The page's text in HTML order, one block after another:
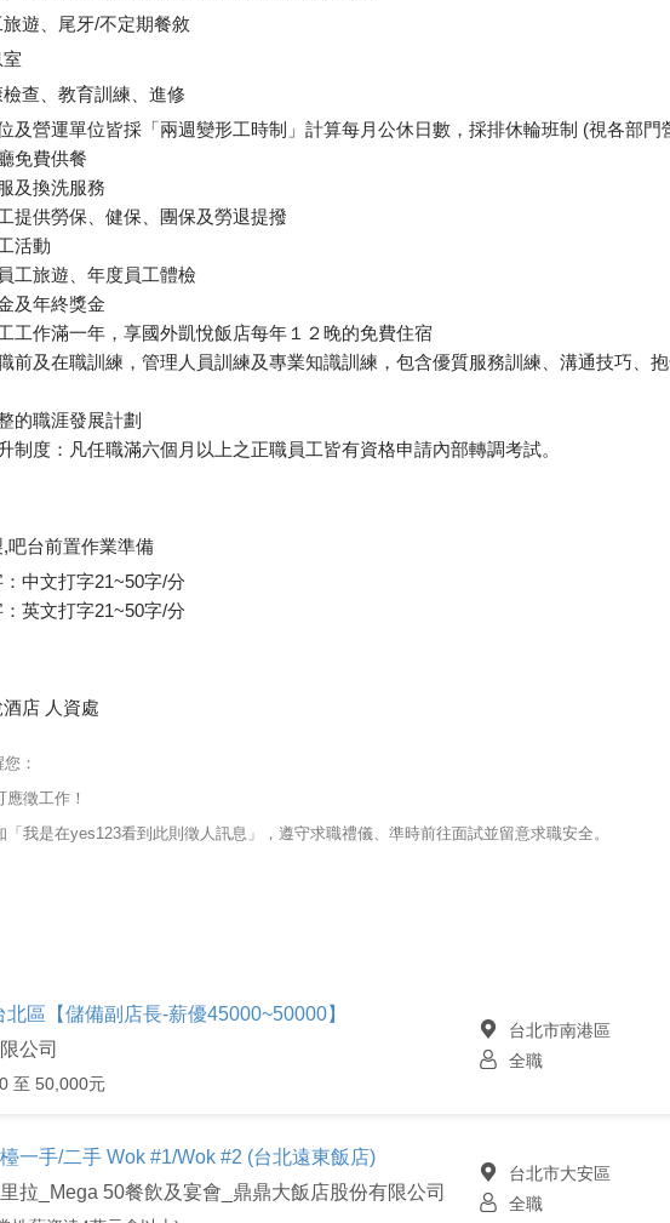
遊、尾牙/不定期餐敘
室
檢查、教育訓練、進修
及營運單位皆採「兩週變形工時制」計算每月公休日數，採排休輪班制 (視各部門
免費供餐
及換洗服務
提供勞保、健保、團保及勞退提撥
活動
工旅遊、年度員工體檢
及年終獎金
工作滿一年，享國外凱悅飯店每年１２晚的免費住宿
前及在職訓練，管理人員訓練及專業知識訓練，包含優質服務訓練、溝通技巧、
的職涯發展計劃
制度：凡任職滿六個月以上之正職員工皆有資格申請內部轉調考試。
吧台前置作業準備
中文打字21~50字/分
英文打字21~50字/分
店 人資處
：
徵工作！
「我是在yes123看到此則徵人訊息」，遵守求職禮儀、準時前往面試並留意求職安全。
區【儲備副店長-薪優45000~50000】
公司
至 50,000元
台北市南港區
全職
一手/二手 Wok #1/Wok #2 (台北遠東飯店)
拉_Mega 50餐飲及宴會_鼎鼎大飯店股份有限公司
台北市大安區
全職